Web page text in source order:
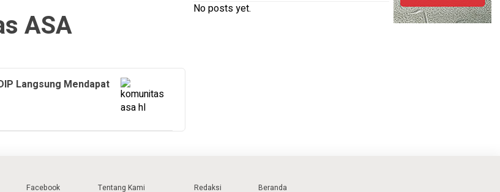
ASA
Langsung Mendapat
No posts yet.
Facebook Tentang Kami Redaksi Beranda